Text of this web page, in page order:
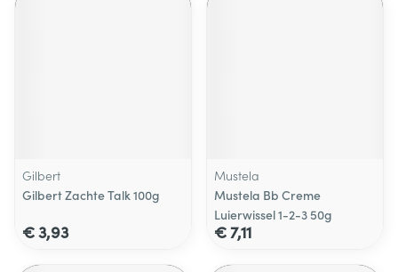
Gilbert
Gilbert Zachte Talk 100g
€ 3,93
Mustela
Mustela Bb Creme
Luierwissel 1-2-3 50g
€ 7,11